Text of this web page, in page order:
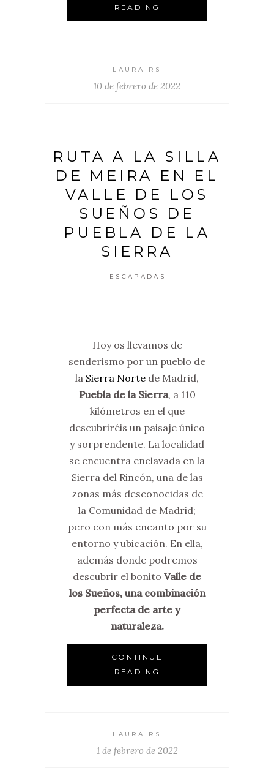
READING
LAURA RS
10 de febrero de 2022
RUTA A LA SILLA
DE MEIRA EN EL
VALLE DE LOS
SUEÑOS DE
PUEBLA DE LA
SIERRA
ESCAPADAS
Hoy os llevamos de
senderismo por un pueblo de
la Sierra Norte de Madrid,
Puebla de la Sierra, a 110
kilómetros en el que
descubriréis un paisaje único
y sorprendente. La localidad
se encuentra enclavada en la
Sierra del Rincón, una de las
zonas más desconocidas de
la Comunidad de Madrid;
pero con más encanto por su
entorno y ubicación. En ella,
además donde podremos
descubrir el bonito Valle de
los Sueños, una combinación
perfecta de arte y
naturaleza.
CONTINUE
READING
LAURA RS
1 de febrero de 2022